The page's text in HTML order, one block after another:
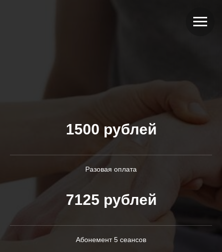
1500 рублей
Разовая оплата
7125 рублей
Абонемент 5 сеансов